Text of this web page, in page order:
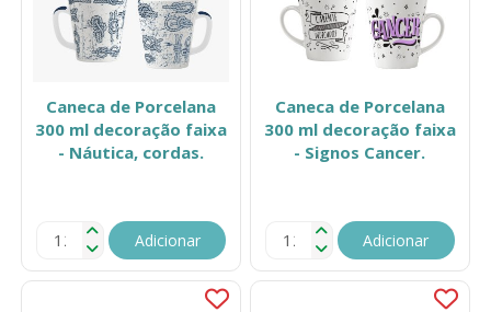
Caneca de Porcelana
300 ml decoração faixa
- Náutica, cordas.
Adicionar
Caneca de Porcelana
300 ml decoração faixa
- Signos Cancer.
Adicionar